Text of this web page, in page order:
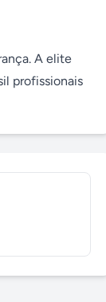
A elite
profissionais